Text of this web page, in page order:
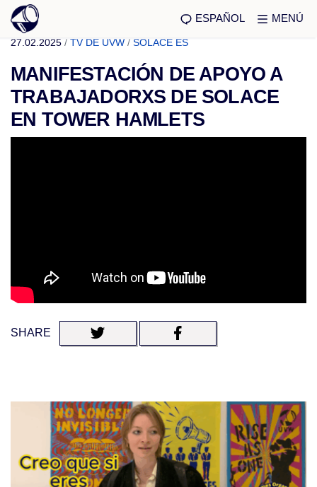
ESPAÑOL MENÚ
27.02.2025 / TV DE UVW / SOLACE ES
MANIFESTACIÓN DE APOYO A
TRABAJADORXS DE SOLACE
EN TOWER HAMLETS
SHARE